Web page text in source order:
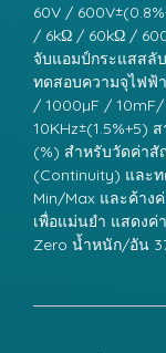
60V /
/ 6kΩ / 60kΩ /
จับแอมป์กระแสสลั
ทดสอบความจุไฟฟ้
/ 1000µF / 10mF/
10KHz±(1.5%+5)
(%) สำหรับวัดค่า
(Continuity) และ
Min/Max และค้าง
เพื่อแม่นยำ แสดงค่
Zero น้ำหนัก/อัน